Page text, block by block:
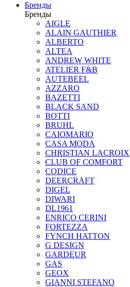
Бренды
Бренды
AIGLE
ALAIN GAUTHIER
ALBERTO
ALTEA
ANDREW WHITE
ATELIER F&B
AUTEBEEL
AZZARO
BAZETTI
BLACK SAND
BOTTI
BRUHL
CAIOMARIO
CASA MODA
CHRISTIAN LACROIX
CLUB OF COMFORT
CODICE
DEERCRAFT
DIGEL
DIWARI
DL1961
ENRICO CERINI
FORTEZZA
FYNCH HATTON
G DESIGN
GARDEUR
GAS
GEOX
GIANNI STEFANO